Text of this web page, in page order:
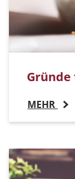
Gründe
MEHR